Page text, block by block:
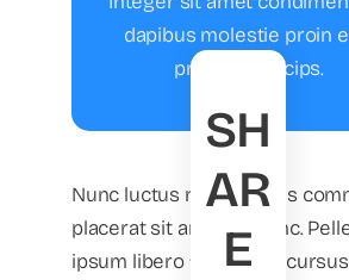
dapibus molestie proin
pretium suscips.
Your Content Goes
Nunc luctus nibh a purus
placerat sit amet ac nunc.
ipsum libero feugiat eu
SH
AR
E